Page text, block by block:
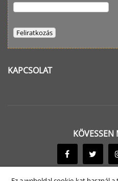
KAPCSOLAT
KÖVESSEN